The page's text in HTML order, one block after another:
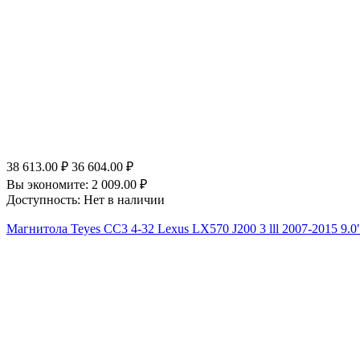
38 613.00 ₽ 36 604.00 ₽
Вы экономите: 2 009.00 ₽
Доступность: Нет в наличии
Магнитола Teyes CC3 4-32 Lexus LX570 J200 3 lll 2007-2015